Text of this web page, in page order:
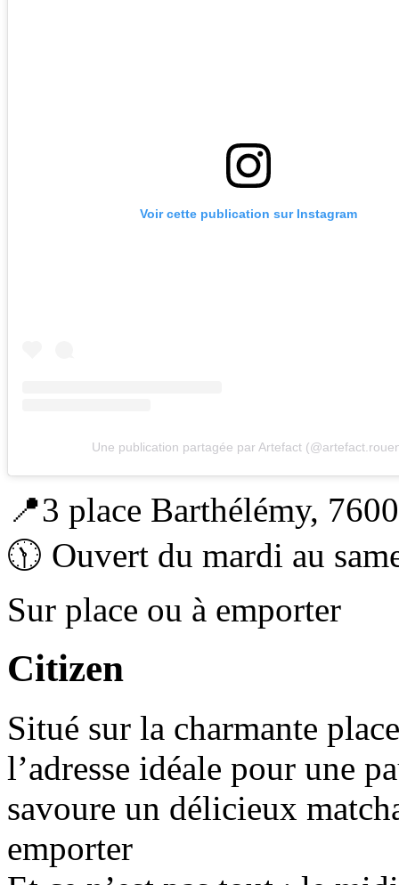
Voir cette publication sur Instagram
Une publication partagée par Artefact
📍3 place Barthélémy,
🕦 Ouvert du mardi au
Sur place ou à emporter
Citizen
Situé sur la charmante
l’adresse idéale pour une
savoure un délicieux
emporter